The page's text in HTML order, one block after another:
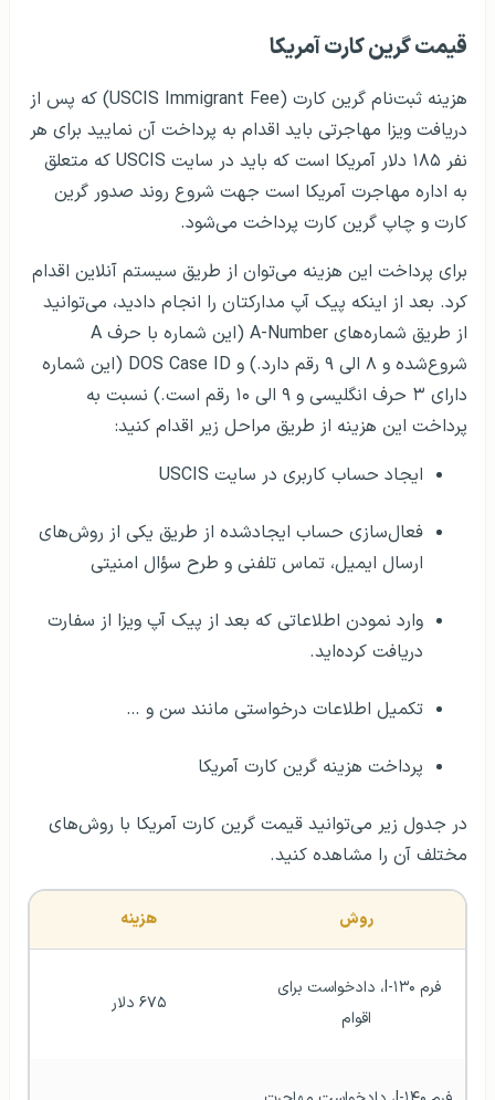
قیمت گرین کارت آمریکا
هزینه ثبت‌نام گرین کارت (USCIS Immigrant Fee) که پس از
دریافت ویزا مهاجرتی باید اقدام به پرداخت آن نمایید برای هر
نفر ۱۸۵ دلار آمریکا است که باید در سایت USCIS که متعلق
به اداره مهاجرت آمریکا است جهت شروع روند صدور گرین
کارت و چاپ گرین کارت پرداخت می‌شود.
برای پرداخت این هزینه می‌توان از طریق سیستم آنلاین اقدام
کرد. بعد از اینکه پیک آپ مدارکتان را انجام دادید، می‌توانید
از طریق شماره‌های A-Number (این شماره با حرف A
شروع‌شده و ۸ الی ۹ رقم دارد.) و DOS Case ID (این شماره
دارای ۳ حرف انگلیسی و ۹ الی ۱۰ رقم است.) نسبت به
پرداخت این هزینه از طریق مراحل زیر اقدام کنید:
ایجاد حساب کاربری در سایت USCIS
فعال‌سازی حساب ایجادشده از طریق یکی از روش‌های
ارسال ایمیل، تماس تلفنی و طرح سؤال امنیتی
وارد نمودن اطلاعاتی که بعد از پیک آپ ویزا از سفارت
دریافت کرده‌اید.
تکمیل اطلاعات درخواستی مانند سن و …
پرداخت هزینه گرین کارت آمریکا
در جدول زیر می‌توانید قیمت گرین کارت آمریکا با روش‌های
مختلف آن را مشاهده کنید.
روش هزینه
اقوام
۶۷۵ دلار